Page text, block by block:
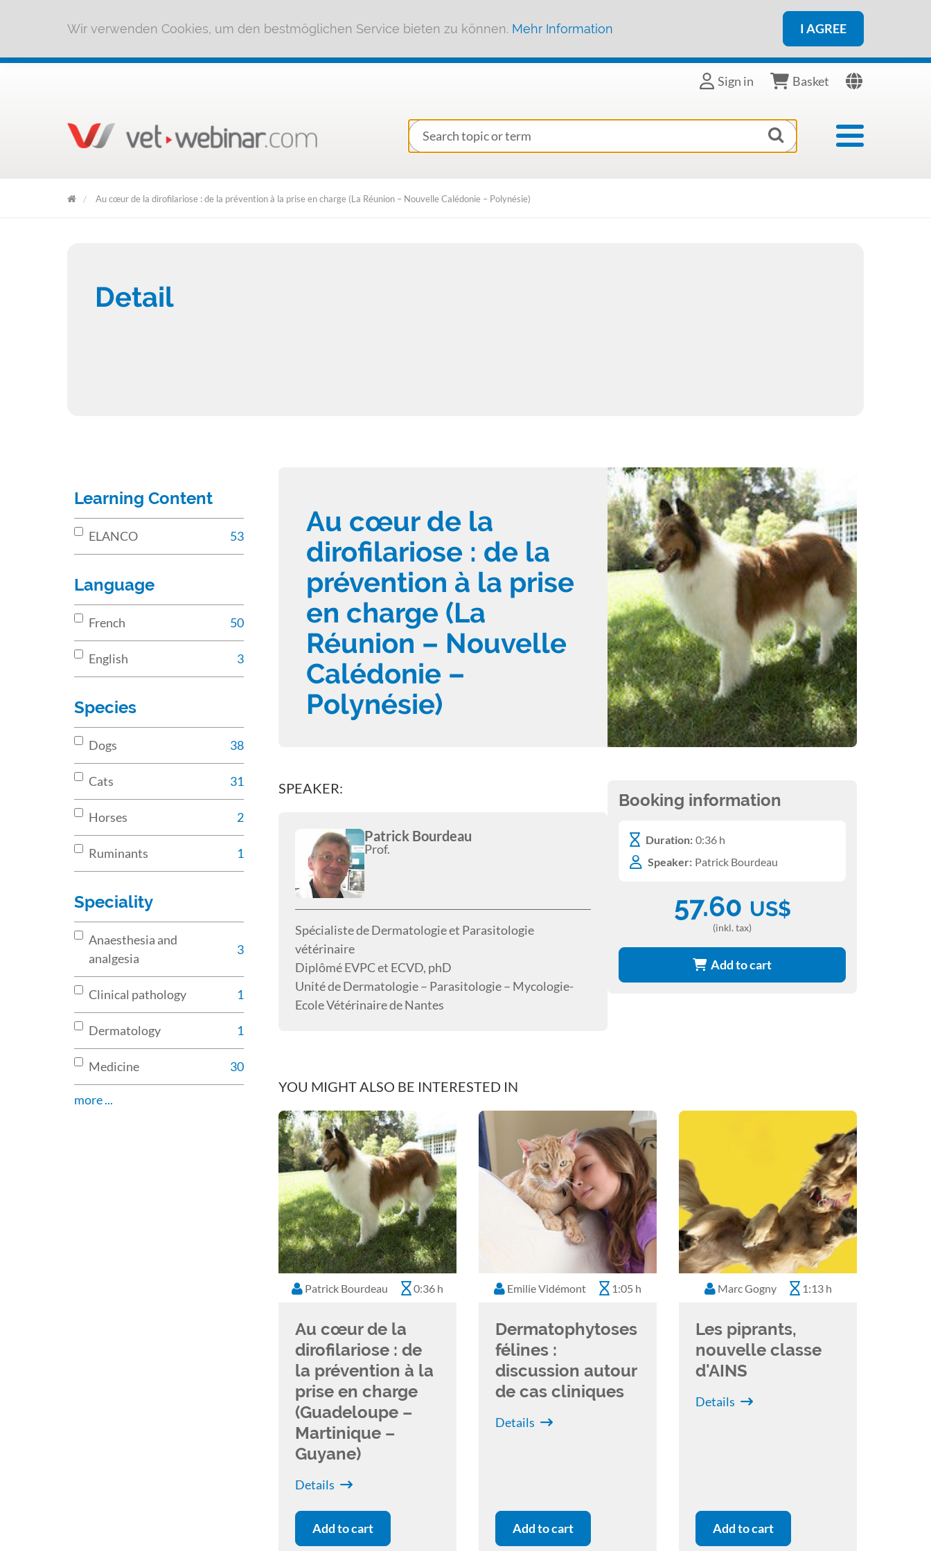
Wir verwenden Cookies, um den bestmöglichen Service bieten zu können. Mehr Information I AGREE
Sign in Basket
Toggle
Au cœur de la dirofilariose : de la prévention à la prise en charge (La Réunion – Nouvelle Calédonie – Polynésie)
Detail
Learning Content
ELANCO 53
Language
French 50
English 3
Species
Dogs 38
Cats 31
Horses 2
Ruminants 1
Speciality
Anaesthesia and
analgesia
3
Clinical pathology 1
Dermatology 1
Medicine 30
more ...
Au cœur de la
dirofilariose : de la
prévention à la prise
en charge (La
Réunion – Nouvelle
Calédonie –
Polynésie)
SPEAKER:
Patrick Bourdeau
Prof.
Spécialiste de Dermatologie et Parasitologie
vétérinaire
Diplômé EVPC et ECVD, phD
Unité de Dermatologie – Parasitologie – Mycologie-
Ecole Vétérinaire de Nantes
Booking information
Duration: 0:36 h
Speaker: Patrick Bourdeau
57.60 US$
(inkl. tax)
Add to cart
YOU MIGHT ALSO BE INTERESTED IN
Patrick Bourdeau 0:36 h
Au cœur de la
dirofilariose : de
la prévention à la
prise en charge
(Guadeloupe –
Martinique –
Guyane)
Details
Add to cart
Emilie Vidémont 1:05 h
Dermatophytoses
félines :
discussion autour
de cas cliniques
Details
Add to cart
Marc Gogny 1:13 h
Les piprants,
nouvelle classe
d'AINS
Details
Add to cart